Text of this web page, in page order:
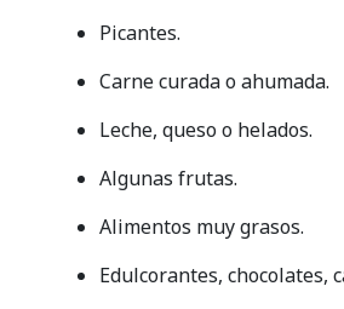
Picantes.
Carne curada o ahumada.
Leche, queso o helados.
Algunas frutas.
Alimentos muy grasos.
Edulcorantes, chocolates,